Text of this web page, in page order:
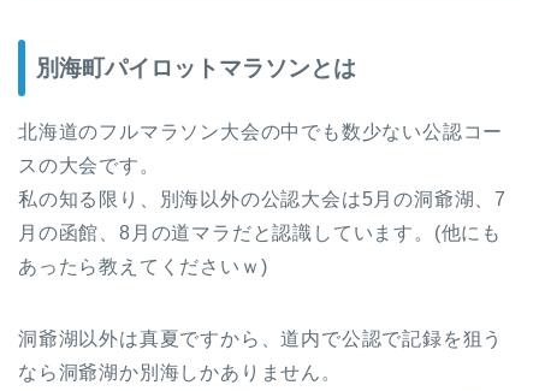
別海町パイロットマラソンとは
北海道のフルマラソン大会の中でも数少ない公認コー
スの大会です。
私の知る限り、別海以外の公認大会は5月の洞爺湖、7
月の函館、8月の道マラだと認識しています。(他にも
あったら教えてくださいｗ)
洞爺湖以外は真夏ですから、道内で公認で記録を狙う
なら洞爺湖か別海しかありません。